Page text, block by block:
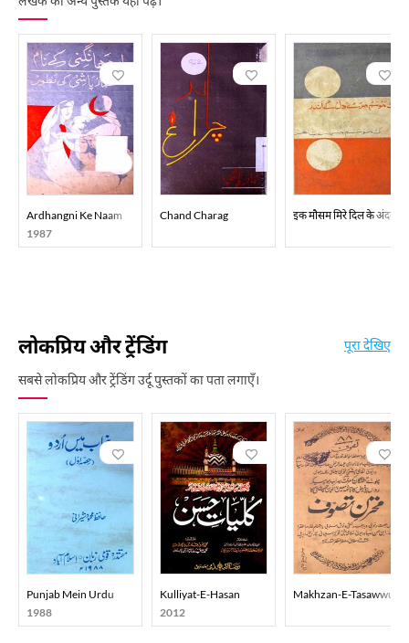
Ardhangni Ke Naam
1987
Chand Charag इक मौसम मिरे दिल के अंदर
लोकप्रिय और ट्रेंडिंग
सबसे लोकप्रिय और ट्रेंडिंग उर्दू पुस्तकों का पता लगाएँ।
पूरा देखिए
Punjab Mein Urdu
1988
Kulliyat-E-Hasan
2012
Makhzan-E-Tasawwuf